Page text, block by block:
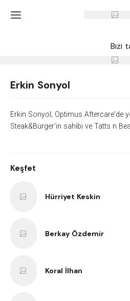
'
Bizi
Erkin Sonyol
Erkin Sonyol; Optimus Aftercare'de
Steak&Burger'in sahibi ve Tatts n
Keşfet
Hürriyet Keskin
Berkay Özdemir
Koral İlhan